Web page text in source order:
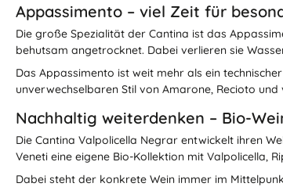
Appassimento – viel Zeit für
Die große Spezialität der Cantina ist das
behutsam angetrocknet. Dabei verlieren sie
Das Appassimento ist weit mehr als ein
unverwechselbaren Stil von Amarone, Recioto
Nachhaltig weiterdenken – Bio-
Die Cantina Valpolicella Negrar entwickelt ihren
Veneti eine eigene Bio-Kollektion mit Valpolicella,
Dabei steht der konkrete Wein immer im